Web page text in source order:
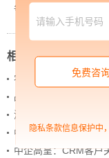
争力？
相关新闻
农牧业如何做数字化营
品牌与视觉识别系统
浅析网站运营的几大步
中企高呈：企业在网
中企高呈：CRM客户
免费咨
隐私条款信息保护中